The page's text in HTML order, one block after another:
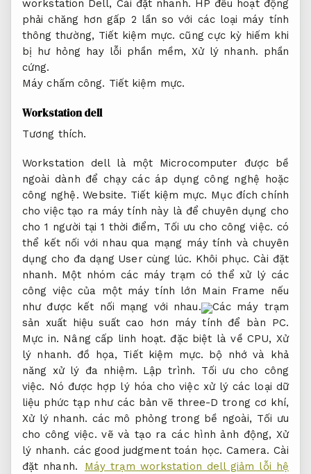
workstation Dell, Cài đặt nhanh. HP đều hoạt động
phải chăng hơn gấp 2 lần so với các loại máy tính
thông thường, Tiết kiệm mực. cũng cực kỳ hiếm khi
bị hư hỏng hay lỗi phần mềm, Xử lý nhanh. phần
cứng.
Máy chấm công. Tiết kiệm mực.
Workstation dell
Tương thích.
Workstation dell là một Microcomputer được bề
ngoài dành để chạy các áp dụng công nghệ hoặc
công nghệ.Website. Tiết kiệm mực. Mục đích chính
cho việc tạo ra máy tính này là để chuyên dụng cho
cho 1 người tại 1 thời điểm, Tối ưu cho công việc. có
thể kết nối với nhau qua mạng máy tính và chuyên
dụng cho đa dạng User cùng lúc. Khôi phục. Cài đặt
nhanh. Một nhóm các máy trạm có thể xử lý các
công việc của một máy tính lớn Main Frame nếu
như được kết nối mạng với nhau.
Các máy trạm
sản xuất hiệu suất cao hơn máy tính để bàn PC.
Mực in. Nâng cấp linh hoạt. đặc biệt là về CPU, Xử
lý nhanh. đồ họa, Tiết kiệm mực. bộ nhớ và khả
năng xử lý đa nhiệm. Lập trình.
Tối ưu cho công
việc. Nó được hợp lý hóa cho việc xử lý các loại dữ
liệu phức tạp như các bản vẽ three-D trong cơ khí,
Xử lý nhanh. các mô phỏng trong bề ngoài, Tối ưu
cho công việc. vẽ và tạo ra các hình ảnh động, Xử
lý nhanh. các good judgment toán học. Camera. Cài
đặt nhanh.
Máy trạm workstation dell giảm lỗi hệ